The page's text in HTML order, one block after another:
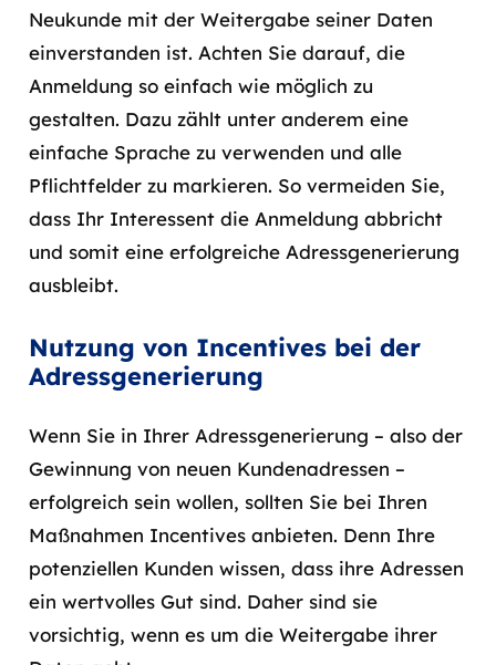
Neukunde mit der Weitergabe seiner Daten
einverstanden ist. Achten Sie darauf, die
Anmeldung so einfach wie möglich zu
gestalten. Dazu zählt unter anderem eine
einfache Sprache zu verwenden und alle
Pflichtfelder zu markieren. So vermeiden Sie,
dass Ihr Interessent die Anmeldung abbricht
und somit eine erfolgreiche Adressgenerierung
ausbleibt.
Nutzung von Incentives bei der
Adressgenerierung
Wenn Sie in Ihrer Adressgenerierung – also der
Gewinnung von neuen Kundenadressen –
erfolgreich sein wollen, sollten Sie bei Ihren
Maßnahmen Incentives anbieten. Denn Ihre
potenziellen Kunden wissen, dass ihre Adressen
ein wertvolles Gut sind. Daher sind sie
vorsichtig, wenn es um die Weitergabe ihrer